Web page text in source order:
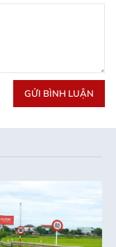
GỬI BÌNH LUẬN